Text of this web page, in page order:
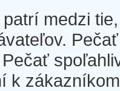
medzi
Pečať
k